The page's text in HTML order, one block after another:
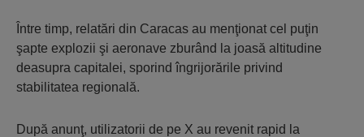
Între timp, relatări din Caracas au menţionat cel puţin
şapte explozii şi aeronave zburând la joasă altitudine
deasupra capitalei, sporind îngrijorările privind
stabilitatea regională.
După anunţ, utilizatorii de pe X au revenit rapid la